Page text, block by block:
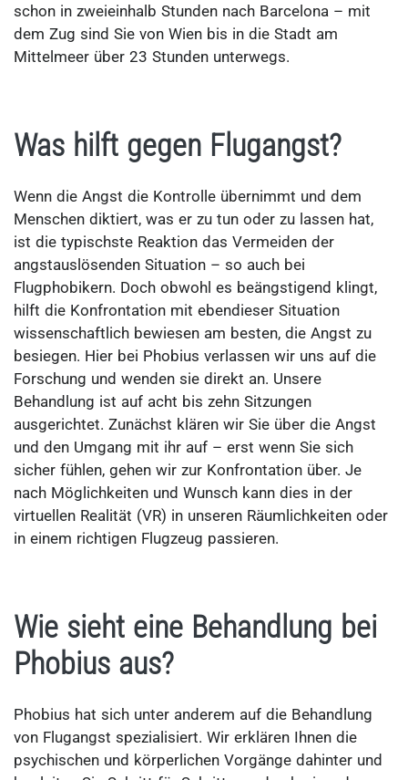
schon in zweieinhalb Stunden nach Barcelona – mit
dem Zug sind Sie von Wien bis in die Stadt am
Mittelmeer über 23 Stunden unterwegs.
Was hilft gegen Flugangst?
Wenn die Angst die Kontrolle übernimmt und dem
Menschen diktiert, was er zu tun oder zu lassen hat,
ist die typischste Reaktion das Vermeiden der
angstauslösenden Situation – so auch bei
Flugphobikern. Doch obwohl es beängstigend klingt,
hilft die Konfrontation mit ebendieser Situation
wissenschaftlich bewiesen am besten, die Angst zu
besiegen. Hier bei Phobius verlassen wir uns auf die
Forschung und wenden sie direkt an. Unsere
Behandlung ist auf acht bis zehn Sitzungen
ausgerichtet. Zunächst klären wir Sie über die Angst
und den Umgang mit ihr auf – erst wenn Sie sich
sicher fühlen, gehen wir zur Konfrontation über. Je
nach Möglichkeiten und Wunsch kann dies in der
virtuellen Realität (VR) in unseren Räumlichkeiten oder
in einem richtigen Flugzeug passieren.
Wie sieht eine Behandlung bei
Phobius aus?
Phobius hat sich unter anderem auf die Behandlung
von Flugangst spezialisiert. Wir erklären Ihnen die
psychischen und körperlichen Vorgänge dahinter und